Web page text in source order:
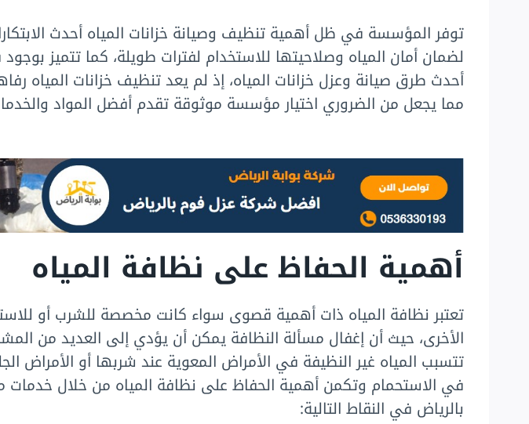
توفر المؤسسة في ظل أهمية تنظيف وصيانة خزانات المياه أحدث
لضمان أمان المياه وصلاحيتها للاستخدام لفترات طويلة، كما تتميز
أحدث طرق صيانة وعزل خزانات المياه، إذ لم يعد تنظيف خزانات المياه
مما يجعل من الضروري اختيار مؤسسة موثوقة تقدم أفضل المواد
أهمية الحفاظ على نظافة المياه
تعتبر نظافة المياه ذات أهمية قصوى سواء كانت مخصصة للشرب أو
الأخرى، حيث أن إغفال مسألة النظافة يمكن أن يؤدي إلى العديد من
تتسبب المياه غير النظيفة في الأمراض المعوية عند شربها أو الأمراض
في الاستحمام وتكمن أهمية الحفاظ على نظافة المياه من خلال
بالرياض في النقاط التالية: